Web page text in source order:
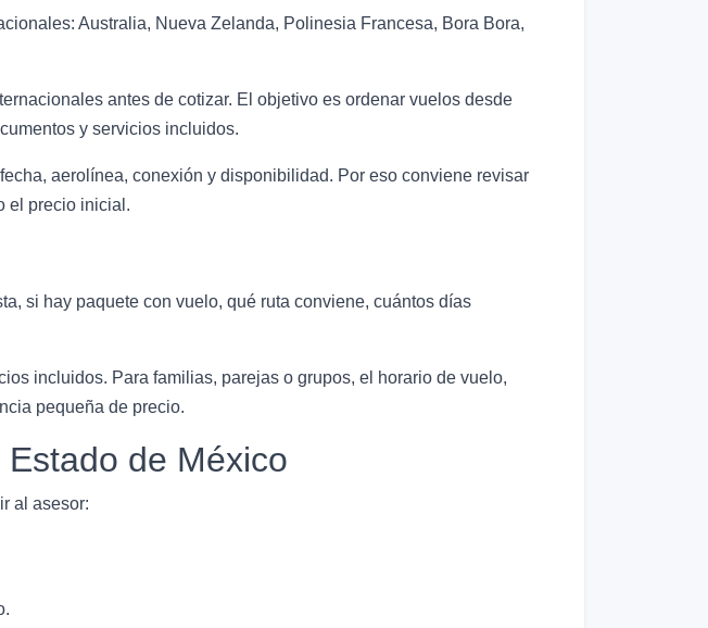
Australia, Nueva Zelanda, Polinesia Francesa, Bora Bora,
antes de cotizar. El objetivo es ordenar vuelos desde
y servicios incluidos.
aerolínea, conexión y disponibilidad. Por eso conviene revisar
el precio inicial.
si hay paquete con vuelo, qué ruta conviene, cuántos días
incluidos. Para familias, parejas o grupos, el horario de vuelo,
pequeña de precio.
de México
al asesor: